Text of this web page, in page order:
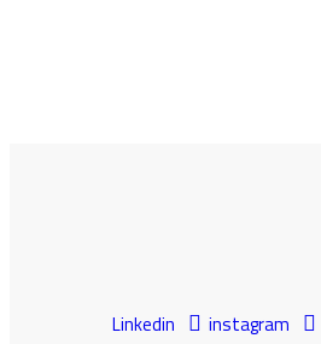
instagram
Linkedin